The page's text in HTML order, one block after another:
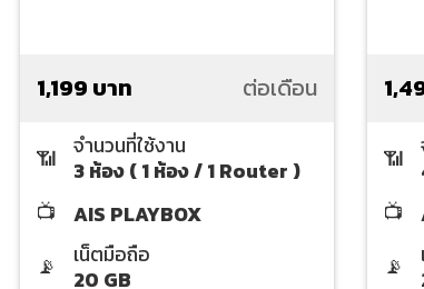
1,199 บาท ต่อเดือน
📶
จำนวนที่ใช้งาน
3 ห้อง ( 1 ห้อง / 1 Router )
📺
AIS PLAYBOX
📡
เน็ตมือถือ
20 GB
📶
📺
📡